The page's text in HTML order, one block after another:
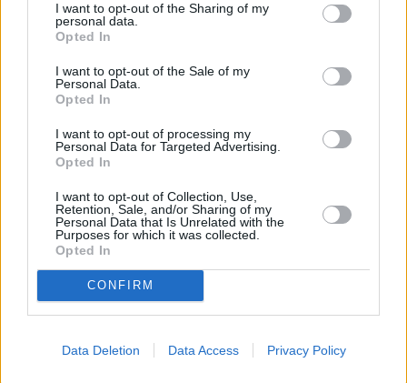
I want to opt-out of the Sharing of my
personal data.
Opted In
I want to opt-out of the Sale of my
Personal Data.
Opted In
I want to opt-out of processing my
Personal Data for Targeted Advertising.
Opted In
I want to opt-out of Collection, Use,
Retention, Sale, and/or Sharing of my
Personal Data that Is Unrelated with the
Purposes for which it was collected.
Opted In
CONFIRM
Data Deletion Data Access Privacy Policy